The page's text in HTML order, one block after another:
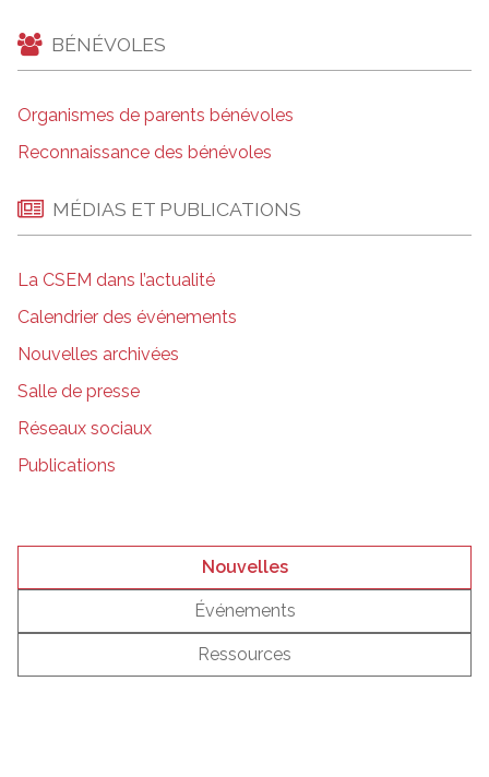
BÉNÉVOLES
Organismes de parents bénévoles
Reconnaissance des bénévoles
MÉDIAS ET PUBLICATIONS
La CSEM dans l’actualité
Calendrier des événements
Nouvelles archivées
Salle de presse
Réseaux sociaux
Publications
Nouvelles
Événements
Ressources